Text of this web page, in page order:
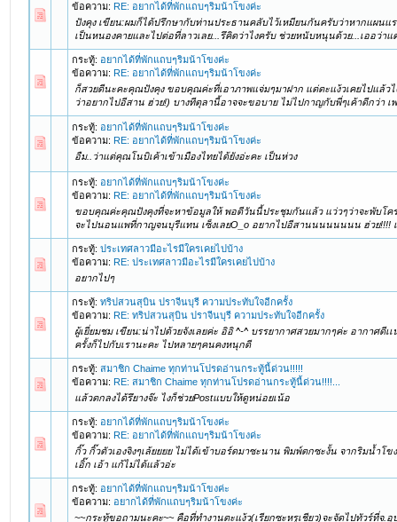
ข้อความ:RE: อยากได้ที่พักแถบๆริมน้าโขงค่ะ
ปังคุง เขียน:ผมก็ได้ปรึกษากับท่านประธานคลับไว้เหมียนกันครับว่าหากแผนแ
เป็นหนองคายและไปต่อที่ลาวเลย...รึคิดว่าไงครับ ช่วยหนับหนุนด้วย...เออว่า
กระทู้: อยากได้ที่พักแถบๆริมน้าโขงค่ะ
ข้อความ:RE: อยากได้ที่พักแถบๆริมน้าโขงค่ะ
ก็สวยดีนะคะคุณปังคุง ขอบคุณค่ะที่เอาภาพแจ่มๆมาฝาก แต่ตะแง้วเคยไปแล้ว
ว่าอยากไปอีสาน ฮ่วย!) บางทีตุลานี้อาจจะขอบาย ไม่ไปกาญกับพี่ๆเค้าดีกว่า เ
กระทู้: อยากได้ที่พักแถบๆริมน้าโขงค่ะ
ข้อความ:RE: อยากได้ที่พักแถบๆริมน้าโขงค่ะ
อืม..ว่าแต่คุณโนบิเค้าเข้าเมืองไทยได้ยังอ่ะคะ เป็นห่วง
กระทู้: อยากได้ที่พักแถบๆริมน้าโขงค่ะ
ข้อความ:RE: อยากได้ที่พักแถบๆริมน้าโขงค่ะ
ขอบคุณค่ะคุณปังคุงที่จะหาข้อมูลให้ พอดีวันนี้ประชุมกันแล้ว แว่วๆว่าจะพับโคร
จะไปนอนแพที่กาญจนบุรีแทน เซ็งเลยO_o อยากไปอีสานนนนนนนน ฮ่วย!!!!
กระทู้:ประเทศลาวมีอะไรมีใครเคยไปบ้าง
ข้อความ:RE: ประเทศลาวมีอะไรมีใครเคยไปบ้าง
อยากไปๆ
กระทู้:ทริปสวนสุบิน ปราจีนบุรี ความประทับใจอีกครั้ง
ข้อความ:RE: ทริปสวนสุบิน ปราจีนบุรี ความประทับใจอีกครั้ง
ผู้เยี่ยมชม เขียน:น่าไปด้วยจังเลยค่ะ อิอิ ^-^ บรรยากาศสวยมากๆค่ะ อากาศดีเ
ครั้งก็ไปกับเรานะคะ ไปหลายๆคนคงหนุกดี
กระทู้:สมาชิก Chaime ทุกท่านโปรดอ่านกระทู้นี้ด่วน!!!!!
ข้อความ:RE: สมาชิก Chaime ทุกท่านโปรดอ่านกระทู้นี้ด่วน!!!!...
แล้วตกลงได้รึยางจ๊ะ ไงก็ช่วยPostแบบให้ดูหน่อยเน้อ
กระทู้: อยากได้ที่พักแถบๆริมน้าโขงค่ะ
ข้อความ:RE: อยากได้ที่พักแถบๆริมน้าโขงค่ะ
กิ๊ว กิ๊วตัวเองจิงๆเล้ยยยย ไม่ได้เข้าบอร์ดมาซะนาน พิมพ์ตกซะงั้น จากริมน้ำโข
เอิ๊ก เอ้า แก้ไม่ได้แล้วอ่ะ
กระทู้: อยากได้ที่พักแถบๆริมน้าโขงค่ะ
ข้อความ: อยากได้ที่พักแถบๆริมน้าโขงค่ะ
~~กระทู้ขอถามนะคะ~~ คือที่ทำงานตะแง้ว(เรียกซะหรูเชียว)จะจัดไปทัวร์ที่จ.